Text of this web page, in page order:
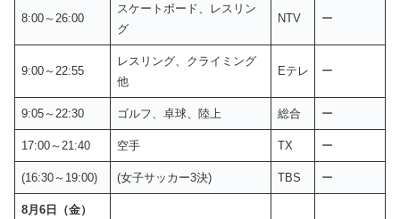
8:00～26:00
スケートボード、レスリン
グ
NTV ー
9:00～22:55
レスリング、クライミング
他
Eテレ ー
9:05～22:30 ゴルフ、卓球、陸上 総合 ー
17:00～21:40 空手 TX ー
(16:30～19:00) (女子サッカー3決) TBS ー
8月6日（金）